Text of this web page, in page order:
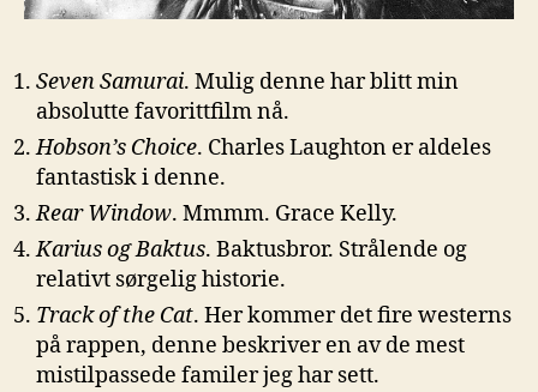
Seven Samurai. Mulig denne har blitt min
absolutte favorittfilm nå.
Hobson’s Choice. Charles Laughton er aldeles
fantastisk i denne.
Rear Window. Mmmm. Grace Kelly.
Karius og Baktus. Baktusbror. Strålende og
relativt sørgelig historie.
Track of the Cat. Her kommer det fire westerns
på rappen, denne beskriver en av de mest
mistilpassede familer jeg har sett.